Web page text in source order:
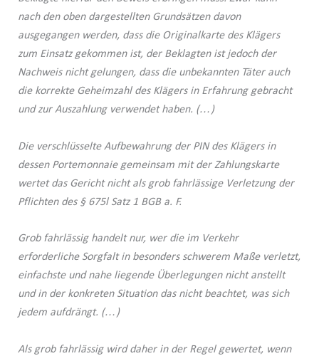
nach den oben dargestellten Grundsätzen davon
ausgegangen werden, dass die Originalkarte des Klägers
zum Einsatz gekommen ist, der Beklagten ist jedoch der
Nachweis nicht gelungen, dass die unbekannten Täter auch
die korrekte Geheimzahl des Klägers in Erfahrung gebracht
und zur Auszahlung verwendet haben. (…)
Die verschlüsselte Aufbewahrung der PIN des Klägers in
dessen Portemonnaie gemeinsam mit der Zahlungskarte
wertet das Gericht nicht als grob fahrlässige Verletzung der
Pflichten des § 675l Satz 1 BGB a. F.
Grob fahrlässig handelt nur, wer die im Verkehr
erforderliche Sorgfalt in besonders schwerem Maße verletzt,
einfachste und nahe liegende Überlegungen nicht anstellt
und in der konkreten Situation das nicht beachtet, was sich
jedem aufdrängt. (…)
Als grob fahrlässig wird daher in der Regel gewertet, wenn